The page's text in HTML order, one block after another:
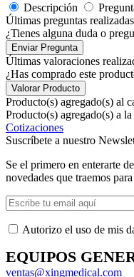
Descripción
Últimas preguntas realizadas
¿Tienes alguna duda o
Enviar Pregunta
Últimas valoraciones
¿Has comprado este
Valorar Producto
Producto(s) agregado(s) al
Producto(s) agregado(s) a
Cotizaciones
Suscríbete a nuestro
Se el primero en enterarte
novedades que traemos
Autorizo ​​el uso de mis
EQUIPOS
ventas@xingmedical.com